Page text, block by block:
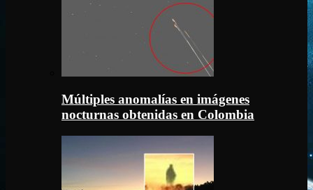
Múltiples anomalías en imágenes
nocturnas obtenidas en Colombia